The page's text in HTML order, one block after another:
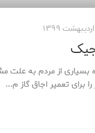
بسیاری از مردم به علت
برای تعمیر اجاق گاز م...